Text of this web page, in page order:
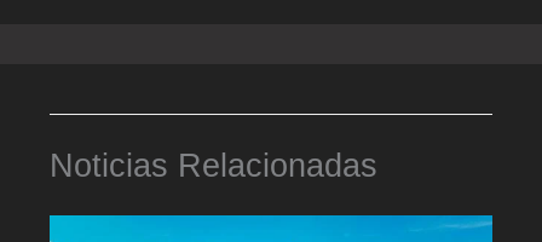
Noticias Relacionadas